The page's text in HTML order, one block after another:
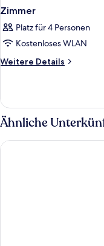
Zimmer
Platz für 4 Personen
Kostenloses WLAN
Weitere Details
Weitere
Ähnliche
Dorint Resort